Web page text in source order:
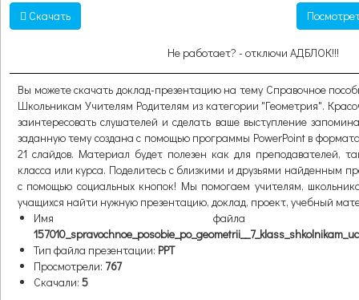
Скачать
Не работает? - отключи АДБЛОК!!!
Вы можете скачать доклад-презентацию на тему Справочное
Школьникам Учителям Родителям из категории "Геометрия".
заинтересовать слушателей и сделать ваше выступление
заданную тему создана с помощью программы PowerPoint в
21 слайдов. Материал будет полезен как для преподавателей,
класса или курса. Поделитесь с близкими и друзьями найденным
с помощью социальных кнопок! Мы помогаем учителям,
учащихся найти нужную презентацию, доклад, проект, учебный
Имя файла
Тип файла презентации: PPT
Просмотрели: 767
Скачали: 5